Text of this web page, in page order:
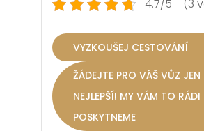
4.7/5 - (3
VYZKOUŠEJ CESTOVÁNÍ
ŽÁDEJTE PRO VÁŠ VŮZ JEN
NEJLEPŠÍ! MY VÁM TO RÁDI
POSKYTNEME